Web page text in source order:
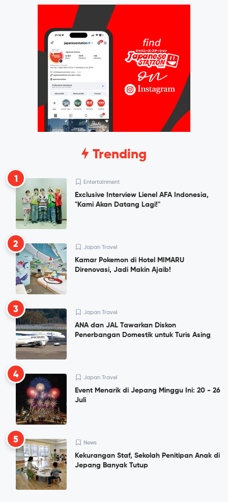
Trending
1 Entertainment
Exclusive Interview Lienel AFA Indonesia,
"Kami Akan Datang Lagi!"
2 Japan Travel
Kamar Pokemon di Hotel MIMARU
Direnovasi, Jadi Makin Ajaib!
3 Japan Travel
ANA dan JAL Tawarkan Diskon
Penerbangan Domestik untuk Turis Asing
4 Japan Travel
Event Menarik di Jepang Minggu Ini: 20 - 26
Juli
5 News
Kekurangan Staf, Sekolah Penitipan Anak di
Jepang Banyak Tutup